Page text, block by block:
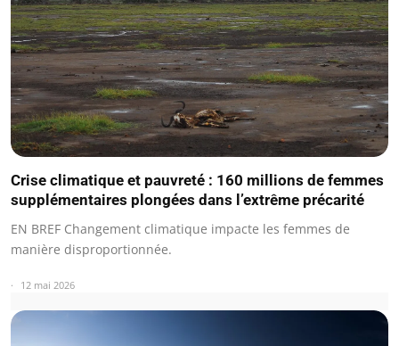
Crise climatique et pauvreté : 160 millions de femmes
supplémentaires plongées dans l’extrême précarité
EN BREF Changement climatique impacte les femmes de
manière disproportionnée.
12 mai 2026